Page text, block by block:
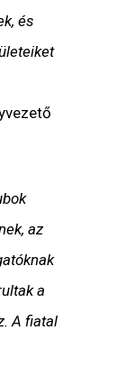
és
az
a
A fiatal